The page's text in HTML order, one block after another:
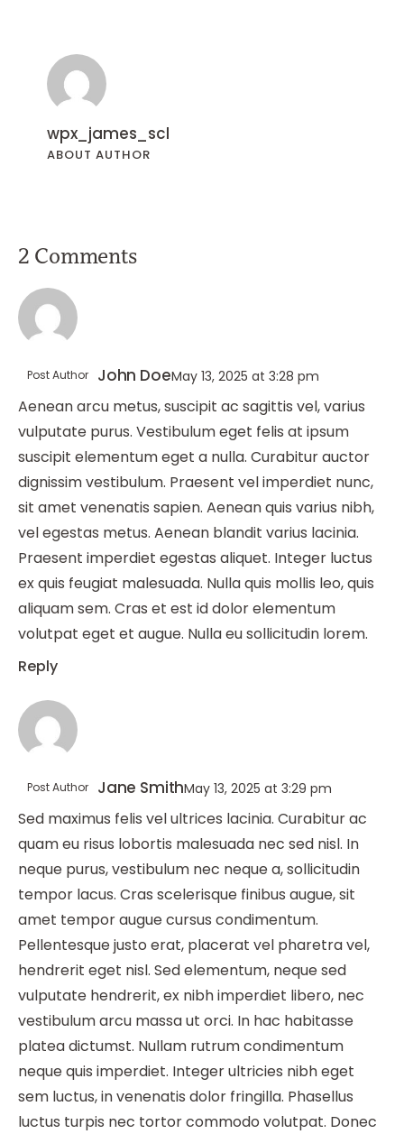
wpx_james_scl
ABOUT AUTHOR
2 Comments
Post Author John DoeMay 13, 2025 at 3:28 pm
Aenean arcu metus, suscipit ac sagittis vel, varius
vulputate purus. Vestibulum eget felis at ipsum
suscipit elementum eget a nulla. Curabitur auctor
dignissim vestibulum. Praesent vel imperdiet nunc,
sit amet venenatis sapien. Aenean quis varius nibh,
vel egestas metus. Aenean blandit varius lacinia.
Praesent imperdiet egestas aliquet. Integer luctus
ex quis feugiat malesuada. Nulla quis mollis leo, quis
aliquam sem. Cras et est id dolor elementum
volutpat eget et augue. Nulla eu sollicitudin lorem.
Reply
Post Author Jane SmithMay 13, 2025at 3:29 pm
Sed maximus felis vel ultrices lacinia. Curabitur ac
quam eu risus lobortis malesuada nec sed nisl. In
neque purus, vestibulum nec neque a, sollicitudin
tempor lacus. Cras scelerisque finibus augue, sit
amet tempor augue cursus condimentum.
Pellentesque justo erat, placerat vel pharetra vel,
hendrerit eget nisl. Sed elementum, neque sed
vulputate hendrerit, ex nibh imperdiet libero, nec
vestibulum arcu massa ut orci. In hac habitasse
platea dictumst. Nullam rutrum condimentum
neque quis imperdiet. Integer ultricies nibh eget
sem luctus, in venenatis dolor fringilla. Phasellus
luctus turpis nec tortor commodo volutpat. Donec